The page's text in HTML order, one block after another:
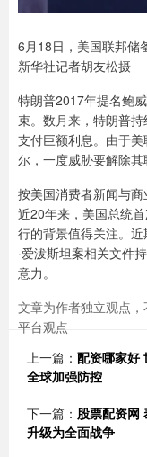
6月18日，美国联邦储
新华社记者胡友松摄
特朗普2017年提名鲍
束。数月来，特朗普
支付巨额利息。由于
尔，一度威胁要解除其
按美国消费者新闻与
近20年来，美国总统
行的背景值得关注。
·爱泼斯坦案相关文件
意力。
文章为作者独立观点
平台观点
上一篇： 配资哪家好
全球加强防控
下一篇： 股票配资网
升级为全面战争